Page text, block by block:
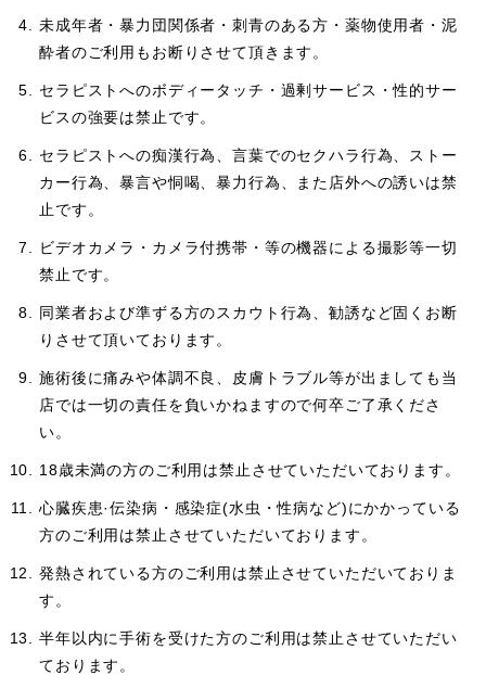
未成年者・暴力団関係者・刺青のある方・薬物使用者・泥
酔者のご利用もお断りさせて頂きます。
セラピストへのボディータッチ・過剰サービス・性的サー
ビスの強要は禁止です。
セラピストへの痴漢行為、言葉でのセクハラ行為、ストー
カー行為、暴言や恫喝、暴力行為、また店外への誘いは禁
止です。
ビデオカメラ・カメラ付携帯・等の機器による撮影等一切
禁止です。
同業者および準ずる方のスカウト行為、勧誘など固くお断
りさせて頂いております。
施術後に痛みや体調不良、皮膚トラブル等が出ましても当
店では一切の責任を負いかねますので何卒ご了承くださ
い。
18歳未満の方のご利用は禁止させていただいております。
心臓疾患·伝染病・感染症(水虫・性病など)にかかっている
方のご利用は禁止させていただいております。
発熱されている方のご利用は禁止させていただいておりま
す。
半年以内に手術を受けた方のご利用は禁止させていただい
ております。